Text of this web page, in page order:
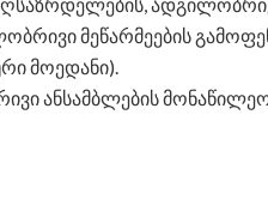
მეწარმეების
მოედანი).
ანსამბლების